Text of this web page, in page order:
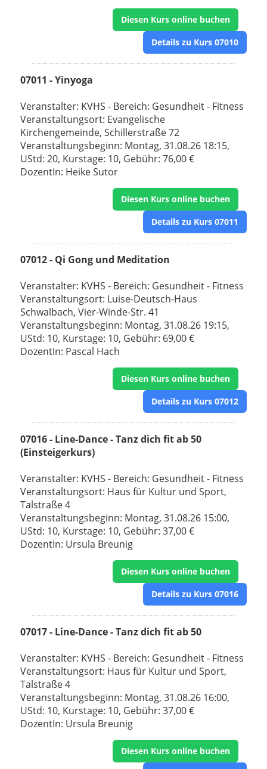
Diesen Kurs online buchen
Details zu Kurs 07010
07011 - Yinyoga
Veranstalter: KVHS - Bereich: Gesundheit - Fitness
Veranstaltungsort: Evangelische
Kirchengemeinde, Schillerstraße 72
Veranstaltungsbeginn: Montag, 31.08.26 18:15,
UStd: 20, Kurstage: 10, Gebühr: 76,00 €
DozentIn: Heike Sutor
Diesen Kurs online buchen
Details zu Kurs 07011
07012 - Qi Gong und Meditation
Veranstalter: KVHS - Bereich: Gesundheit - Fitness
Veranstaltungsort: Luise-Deutsch-Haus
Schwalbach, Vier-Winde-Str. 41
Veranstaltungsbeginn: Montag, 31.08.26 19:15,
UStd: 10, Kurstage: 10, Gebühr: 69,00 €
DozentIn: Pascal Hach
Diesen Kurs online buchen
Details zu Kurs 07012
07016 - Line-Dance - Tanz dich fit ab 50
(Einsteigerkurs)
Veranstalter: KVHS - Bereich: Gesundheit - Fitness
Veranstaltungsort: Haus für Kultur und Sport,
Talstraße 4
Veranstaltungsbeginn: Montag, 31.08.26 15:00,
UStd: 10, Kurstage: 10, Gebühr: 37,00 €
DozentIn: Ursula Breunig
Diesen Kurs online buchen
Details zu Kurs 07016
07017 - Line-Dance - Tanz dich fit ab 50
Veranstalter: KVHS - Bereich: Gesundheit - Fitness
Veranstaltungsort: Haus für Kultur und Sport,
Talstraße 4
Veranstaltungsbeginn: Montag, 31.08.26 16:00,
UStd: 10, Kurstage: 10, Gebühr: 37,00 €
DozentIn: Ursula Breunig
Diesen Kurs online buchen